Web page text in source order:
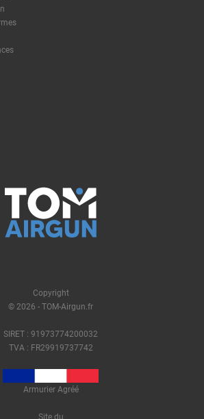
Copyright
© 2026 - TOM-Airgun.fr
SIRET : 91973774200032
TVA : FR29919737742
Armurier Agréé
Site du